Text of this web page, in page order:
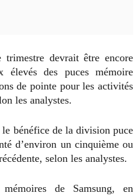
devrait être encore
des puces mémoire
de pointe pour les activités
les analystes.
bénéfice de la division puce
d’environ un cinquième ou
selon les analystes.
de Samsung, en